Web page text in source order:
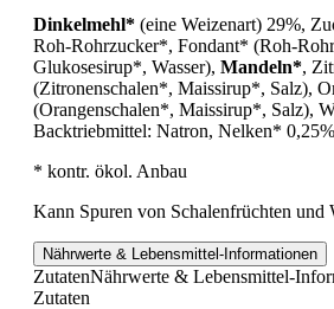
Dinkelmehl* (eine Weizenart) 29%,
Roh-Rohrzucker*, Fondant* (Roh-
Glukosesirup*, Wasser), Mandeln*,
(Zitronenschalen*, Maissirup*, Salz),
(Orangenschalen*, Maissirup*, Salz),
Backtriebmittel: Natron, Nelken*
* kontr. ökol. Anbau
Kann Spuren von Schalenfrüchten und
Nährwerte & Lebensmittel-Informationen
ZutatenNährwerte & Lebensmittel-
Zutaten